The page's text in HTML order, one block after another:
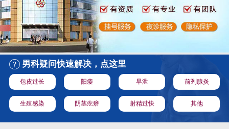
男科疑问快速解决，点这里
包皮过长 阳痿 早泄 前列腺炎
生殖感染 阴茎疙瘩 射精过快 其他